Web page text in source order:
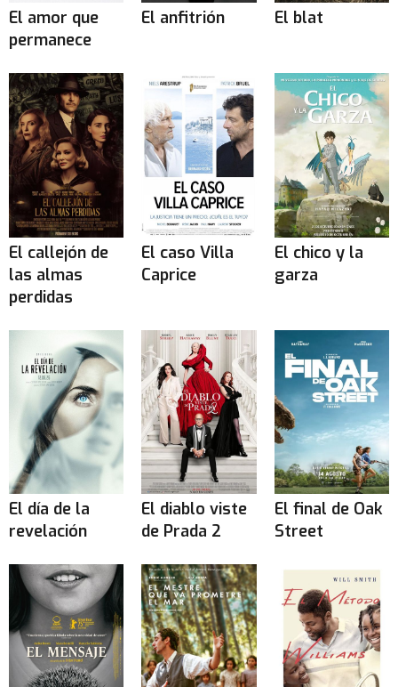
El amor que
permanece
El anfitrión El blat
El callejón de
las almas
perdidas
El caso Villa
Caprice
El chico y la
garza
El día de la
revelación
El diablo viste
de Prada 2
El final de Oak
Street